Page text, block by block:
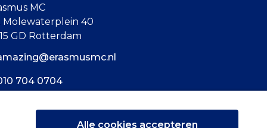
MC
Molewaterplein 40
GD Rotterdam
704 0704
Alle cookies accepteren